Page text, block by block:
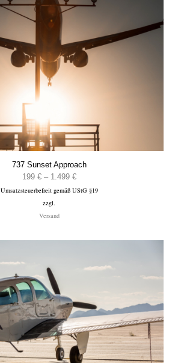
737 Sunset Approach
199 € – 1.499 €Preisspanne:
199 €
Umsatzsteuerbefreit gemäß UStG §19
zzgl.
Versand